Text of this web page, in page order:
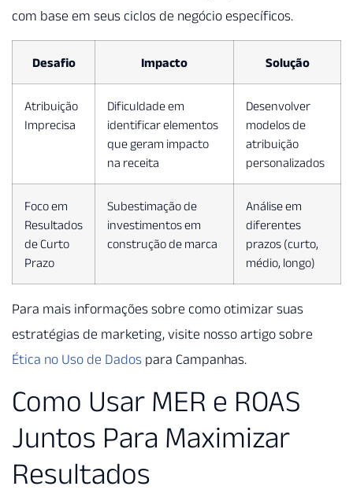
com base em seus ciclos de negócio específicos.
Desafio Impacto Solução
Atribuição
Imprecisa
Dificuldade em
identificar elementos
que geram impacto
na receita
Desenvolver
modelos de
atribuição
personalizados
Foco em
Resultados
de Curto
Prazo
Subestimação de
investimentos em
construção de marca
Análise em
diferentes
prazos (curto,
médio, longo)
Para mais informações sobre como otimizar suas
estratégias de marketing, visite nosso artigo sobre
Ética no Uso de Dados para Campanhas.
Como Usar MER e ROAS
Juntos Para Maximizar
Resultados